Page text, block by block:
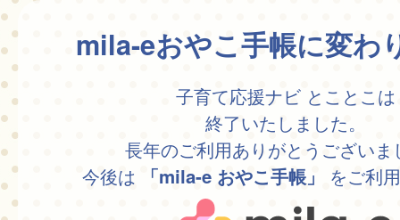
mila-eおやこ手帳に変わ
子育て応援ナビ とことこは
終了いたしました。
長年のご利用ありがとうございま
今後は
「mila-e おやこ手帳」 をご利